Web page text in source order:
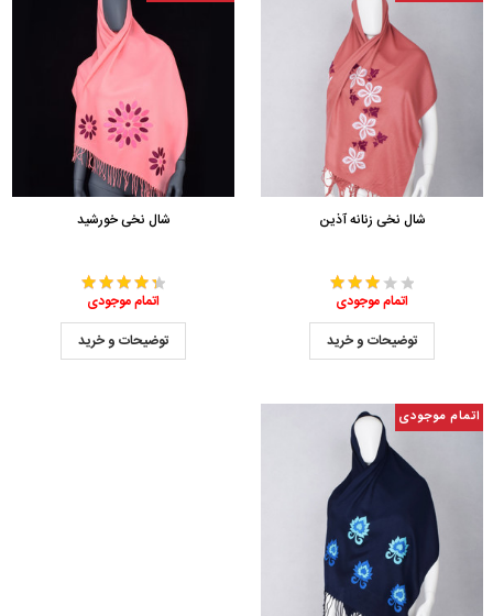
شال نخی زنانه آذین
اتمام موجودی
توضیحات و خرید
شال نخی خورشید
اتمام موجودی
توضیحات و خرید
اتمام موجودی